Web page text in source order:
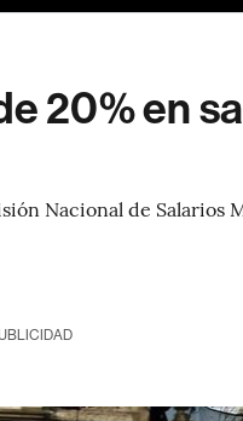
20% en
Nacional de Salarios